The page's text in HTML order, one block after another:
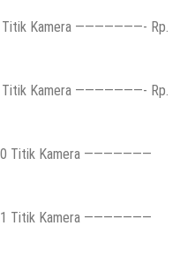
Titik Kamera ———————- Rp.
Titik Kamera ———————- Rp.
Titik Kamera ———————
Titik Kamera ———————